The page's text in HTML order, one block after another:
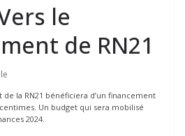
le
de RN21
la RN21 bénéficiera d’un financement
Un budget qui sera mobilisé
2024.